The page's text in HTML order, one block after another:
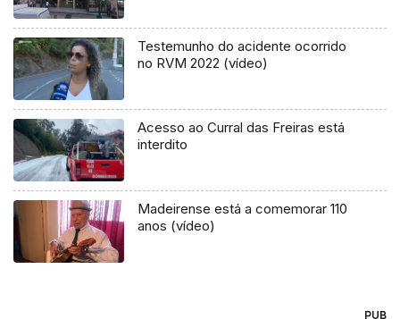
Testemunho do acidente ocorrido
no RVM 2022 (vídeo)
Acesso ao Curral das Freiras está
interdito
Madeirense está a comemorar 110
anos (vídeo)
PUB